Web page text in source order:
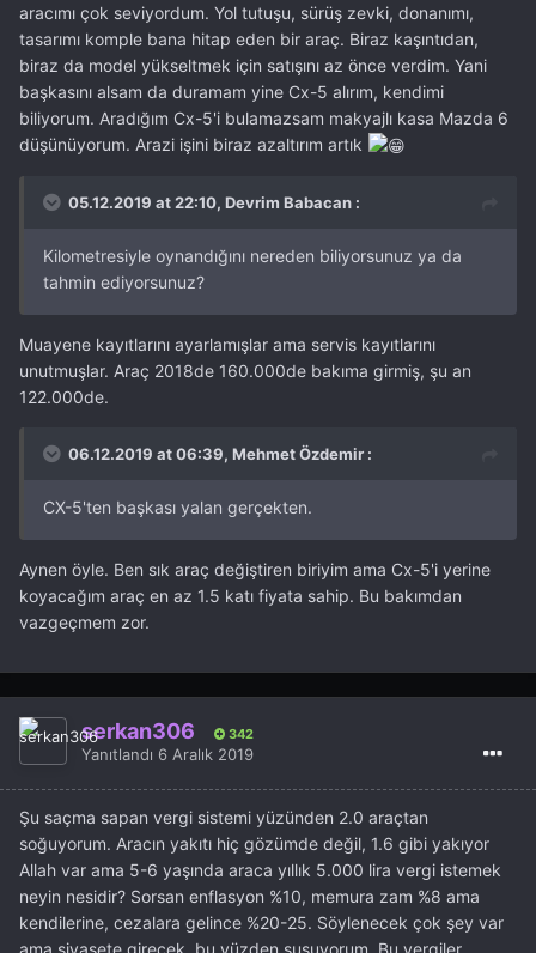
aracımı çok seviyordum. Yol tutuşu, sürüş zevki, donanımı,
tasarımı komple bana hitap eden bir araç. Biraz kaşıntıdan,
biraz da model yükseltmek için satışını az önce verdim. Yani
başkasını alsam da duramam yine Cx-5 alırım, kendimi
biliyorum. Aradığım Cx-5'i bulamazsam makyajlı kasa Mazda 6
düşünüyorum. Arazi işini biraz azaltırım artık
05.12.2019 at 22:10, Devrim Babacan :
Kilometresiyle oynandığını nereden biliyorsunuz ya da
tahmin ediyorsunuz?
Muayene kayıtlarını ayarlamışlar ama servis kayıtlarını
unutmuşlar. Araç 2018de 160.000de bakıma girmiş, şu an
122.000de.
06.12.2019 at 06:39, Mehmet Özdemir :
CX-5'ten başkası yalan gerçekten.
Aynen öyle. Ben sık araç değiştiren biriyim ama Cx-5'i yerine
koyacağım araç en az 1.5 katı fiyata sahip. Bu bakımdan
vazgeçmem zor.
serkan306 342
Yanıtlandı 6 Aralık 2019
Şu saçma sapan vergi sistemi yüzünden 2.0 araçtan
soğuyorum. Aracın yakıtı hiç gözümde değil, 1.6 gibi yakıyor
Allah var ama 5-6 yaşında araca yıllık 5.000 lira vergi istemek
neyin nesidir? Sorsan enflasyon %10, memura zam %8 ama
kendilerine, cezalara gelince %20-25. Söylenecek çok şey var